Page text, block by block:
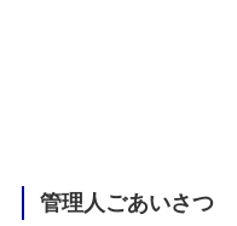
管理人ごあいさつ